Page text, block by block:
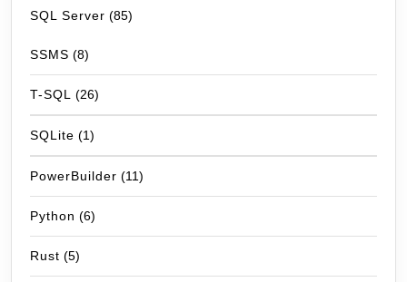
SQL Server (85)
SSMS (8)
T-SQL (26)
SQLite (1)
PowerBuilder (11)
Python (6)
Rust (5)